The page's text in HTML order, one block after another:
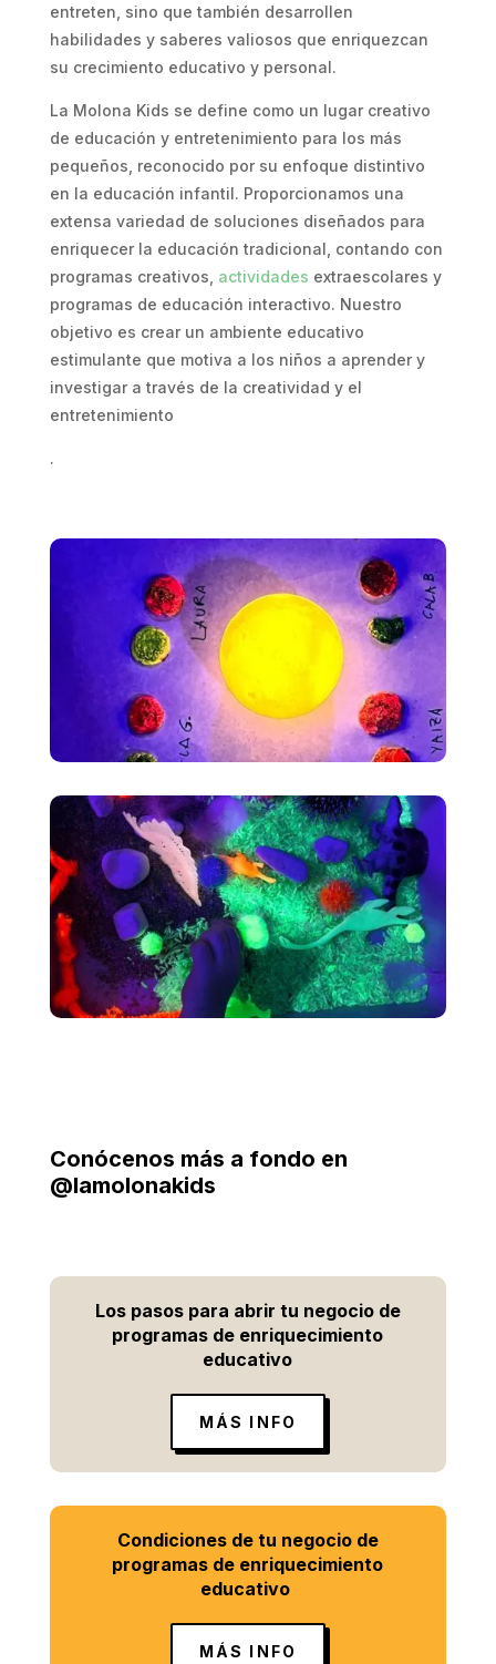
entreten, sino que también desarrollen
habilidades y saberes valiosos que enriquezcan
su crecimiento educativo y personal.
La Molona Kids se define como un lugar creativo
de educación y entretenimiento para los más
pequeños, reconocido por su enfoque distintivo
en la educación infantil. Proporcionamos una
extensa variedad de soluciones diseñados para
enriquecer la educación tradicional, contando con
programas creativos, actividades extraescolares y
programas de educación interactivo. Nuestro
objetivo es crear un ambiente educativo
estimulante que motiva a los niños a aprender y
investigar a través de la creatividad y el
entretenimiento
.
Conócenos más a fondo en
@lamolonakids
Los pasos para abrir tu negocio de
programas de enriquecimiento
educativo
MÁS INFO
Condiciones de tu negocio de
programas de enriquecimiento
educativo
MÁS INFO